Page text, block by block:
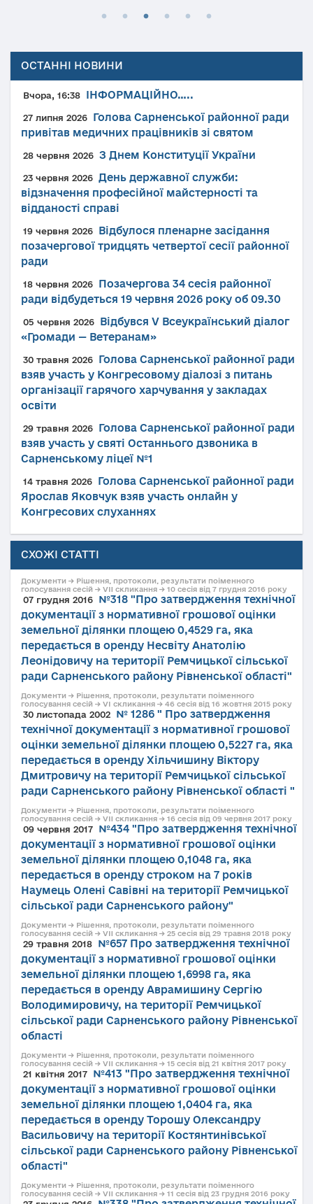
ОСТАННІ НОВИНИ
Вчора, 16:38 ІНФОРМАЦІЙНО…..
27 липня 2026
Голова Сарненської районної ради
привітав медичних працівників зі святом
28 червня 2026 З Днем Конституції України
23 червня 2026 День державної служби:
відзначення професійної майстерності та
відданості справі
19 червня 2026
Відбулося пленарне засідання
позачергової тридцять четвертої сесії районної
ради
18 червня 2026
Позачергова 34 сесія районної
ради відбудеться 19 червня 2026 року об 09.30
05 червня 2026
Відбувся V Всеукраїнський діалог
«Громади — Ветеранам»
30 травня 2026
Голова Сарненської районної ради
взяв участь у Конгресовому діалозі з питань
організації гарячого харчування у закладах
освіти
29 травня 2026
Голова Сарненської районної ради
взяв участь у святі Останнього дзвоника в
Сарненському ліцеї №1
14 травня 2026
Голова Сарненської районної ради
Ярослав Яковчук взяв участь онлайн у
Конгресових слуханнях
СХОЖІ СТАТТІ
Документи → Рішення, протоколи, результати поіменного
голосування сесій → VII скликання → 10 сесія від 7 грудня 2016 року
07 грудня 2016
№318 "Про затвердження технічної
документації з нормативної грошової оцінки
земельної ділянки площею 0,4529 га, яка
передається в оренду Несвіту Анатолію
Леонідовичу на території Ремчицької сільської
ради Сарненського району Рівненської області"
Документи → Рішення, протоколи, результати поіменного
голосування сесій → VI скликання → 46 сесія від 16 жовтня 2015 року
30 листопада 2002
№ 1286 " Про затвердження
технічної документації з нормативної грошової
оцінки земельної ділянки площею 0,5227 га, яка
передається в оренду Хільчишину Віктору
Дмитровичу на території Ремчицької сільської
ради Сарненського району Рівненської області "
Документи → Рішення, протоколи, результати поіменного
голосування сесій → VII скликання → 16 сесія від 09 червня 2017 року
09 червня 2017
№434 "Про затвердження технічної
документації з нормативної грошової оцінки
земельної ділянки площею 0,1048 га, яка
передається в оренду строком на 7 років
Наумець Олені Савівні на території Ремчицької
сільської ради Сарненського району"
Документи → Рішення, протоколи, результати поіменного
голосування сесій → VII скликання → 25 сесія від 29 травня 2018 року
29 травня 2018
№657 Про затвердження технічної
документації з нормативної грошової оцінки
земельної ділянки площею 1,6998 га, яка
передається в оренду Аврамишину Сергію
Володимировичу, на території Ремчицької
сільської ради Сарненського району Рівненської
області
Документи → Рішення, протоколи, результати поіменного
голосування сесій → VII скликання → 15 сесія від 21 квітня 2017 року
21 квітня 2017
№413 "Про затвердження технічної
документації з нормативної грошової оцінки
земельної ділянки площею 1,0404 га, яка
передається в оренду Торошу Олександру
Васильовичу на території Костянтинівської
сільської ради Сарненського району Рівненської
області"
Документи → Рішення, протоколи, результати поіменного
голосування сесій → VII скликання → 11 сесія від 23 грудня 2016 року